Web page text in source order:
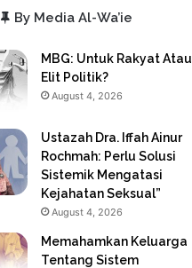
By Media Al-Wa’ie
MBG: Untuk Rakyat Atau
Elit Politik?
August 4, 2026
Ustazah Dra. Iffah Ainur
Rochmah: Perlu Solusi
Sistemik Mengatasi
Kejahatan Seksual”
August 4, 2026
Memahamkan Keluarga
Tentang Sistem